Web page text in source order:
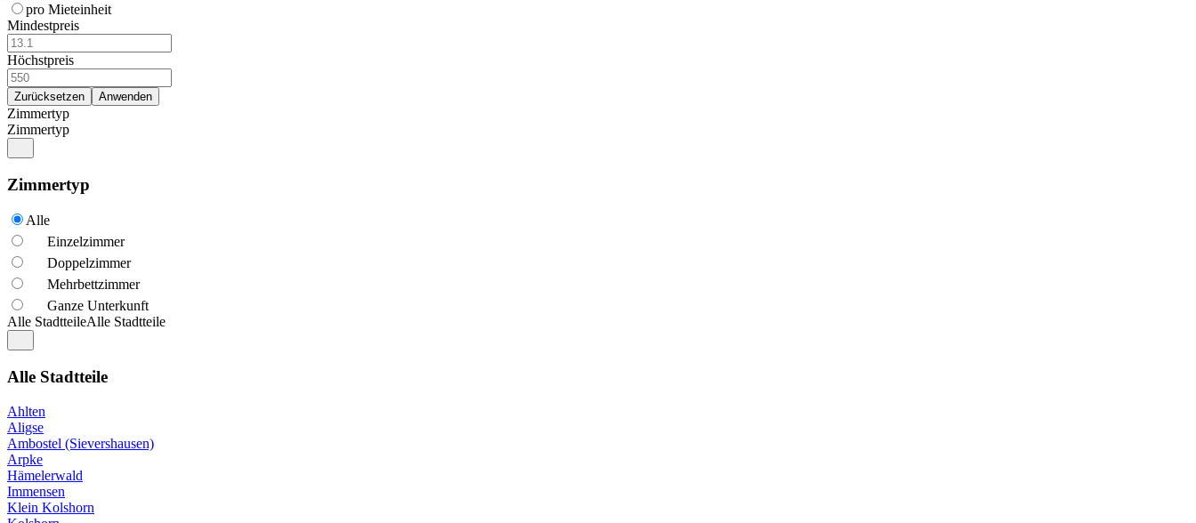
pro Mieteinheit
Mindestpreis
Höchstpreis
Zimmertyp
Zimmertyp
Zimmertyp
Alle
Einzelzimmer
Doppelzimmer
Mehrbettzimmer
Ganze Unterkunft
Alle StadtteileAlle Stadtteile
Alle Stadtteile
Ahlten
Aligse
Ambostel (Sievershausen)
Arpke
Hämelerwald
Immensen
Klein Kolshorn